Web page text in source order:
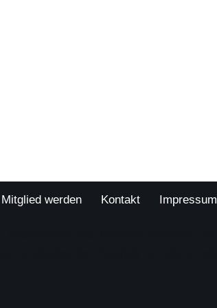
Mitglied werden Kontakt Impressum